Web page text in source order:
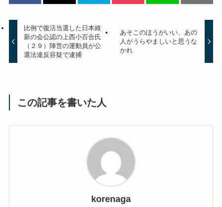
比例で復活当選した日本維
新の会公認の上西小百合氏
（２９）陣営の運動員が公
選法違反容疑で逮捕
あそこのほうがいい、あの
人がうらやましいと思うな
かれ
この記事を書いた人
korenaga